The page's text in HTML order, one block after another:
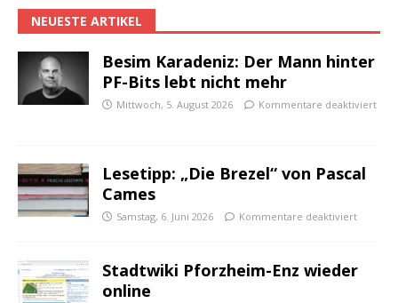
NEUESTE ARTIKEL
Besim Karadeniz: Der Mann hinter
PF-Bits lebt nicht mehr
Mittwoch, 5. August 2026 Kommentare deaktiviert
Lesetipp: „Die Brezel“ von Pascal
Cames
Samstag, 6. Juni 2026 Kommentare deaktiviert
Stadtwiki Pforzheim-Enz wieder
online